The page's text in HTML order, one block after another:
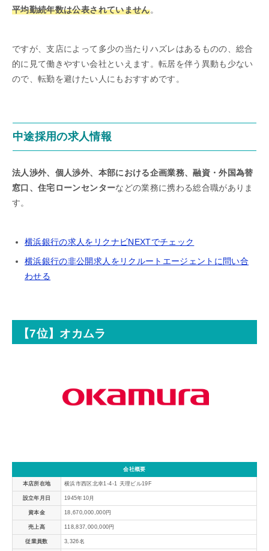
平均勤続年数は公表されていません。
ですが、支店によって多少の当たりハズレはあるものの、総合
的に見て働きやすい会社といえます。転居を伴う異動も少ない
ので、転勤を避けたい人にもおすすめです。
中途採用の求人情報
法人渉外、個人渉外、本部における企画業務、融資・外国為替
窓口、住宅ローンセンターなどの業務に携わる総合職がありま
す。
横浜銀行の求人をリクナビNEXTでチェック
横浜銀行の非公開求人をリクルートエージェントに問い合
わせる
【7位】オカムラ
会社概要
本店所在地 横浜市西区北幸1-4-1 天理ビル19F
設立年月日 1945年10月
資本金 18,670,000,000円
売上高 118,837,000,000円
従業員数 3,326名